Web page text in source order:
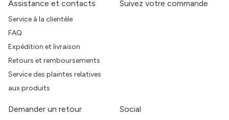
Assistance et contacts
Service à la clientèle
FAQ
Expédition et livraison
Retours et remboursements
Service des plaintes relatives
aux produits
Suivez votre commande
Demander un retour Social